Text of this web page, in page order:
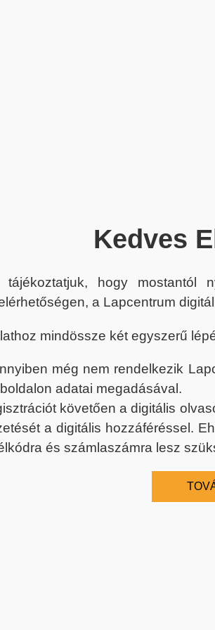
Kedves
tájékoztatjuk, hogy mostantól
a Lapcentrum
mindössze két egyszerű
még nem rendelkezik
adatai megadásával.
követően a digitális
a digitális hozzáféréssel.
és számlaszámra lesz